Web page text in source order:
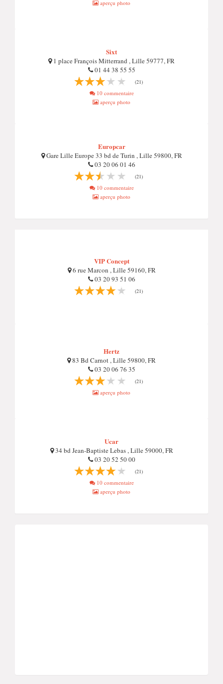
aperçu photo
Sixt
1 place François Mitterrand , Lille 59777, FR
01 44 38 55 55
(21)
10 commentaire
aperçu photo
Europcar
Gare Lille Europe 33 bd de Turin , Lille 59800, FR
03 20 06 01 46
(21)
10 commentaire
aperçu photo
VIP Concept
6 rue Marcon , Lille 59160, FR
03 20 93 51 06
(21)
Hertz
83 Bd Carnot , Lille 59800, FR
03 20 06 76 35
(21)
aperçu photo
Ucar
34 bd Jean-Baptiste Lebas , Lille 59000, FR
03 20 52 50 00
(21)
10 commentaire
aperçu photo